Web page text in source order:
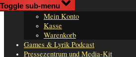
Shop
Toggle sub-menu
Mein Konto
Kasse
Warenkorb
Games & Lyrik Podcast
Pressezentrum und Media-Kit